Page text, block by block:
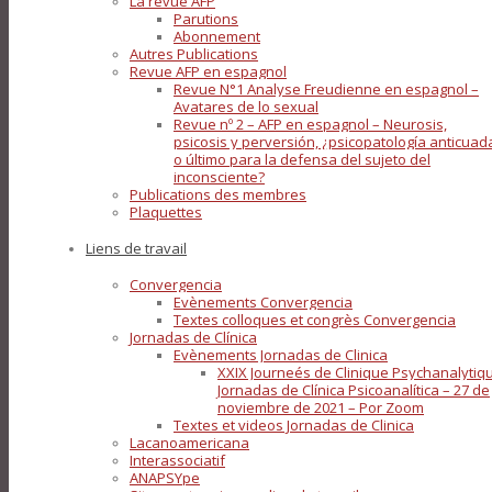
Parutions
Abonnement
Autres Publications
Revue AFP en espagnol
Revue N°1 Analyse Freudienne en espagnol –
Avatares de lo sexual
Revue nº 2 – AFP en espagnol – Neurosis,
psicosis y perversión, ¿psicopatología
o último para la defensa del sujeto del
inconsciente?
Publications des membres
Plaquettes
Liens de travail
Convergencia
Evènements Convergencia
Textes colloques et congrès Convergencia
Jornadas de Clínica
Evènements Jornadas de Clinica
XXIX Journeés de Clinique
Jornadas de Clínica Psicoanalítica – 27 de
noviembre de 2021 – Por Zoom
Textes et videos Jornadas de Clinica
Lacanoamericana
Interassociatif
ANAPSYpe